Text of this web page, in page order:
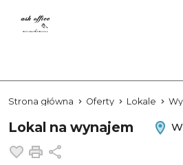
Strona główna Oferty Lokale
Lokal na wynajem
Dodaj do ulubionych
Drukuj